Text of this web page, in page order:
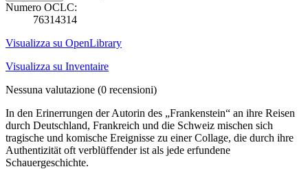
Numero OCLC:
76314314
Visualizza su OpenLibrary
Visualizza su Inventaire
Nessuna valutazione (0 recensioni)
In den Erinerrungen der Autorin des „Frankenstein“ an ihre Reisen
durch Deutschland, Frankreich und die Schweiz mischen sich
tragische und komische Ereignisse zu einer Collage, die durch ihre
Authentizität oft verblüffender ist als jede erfundene
Schauergeschichte.